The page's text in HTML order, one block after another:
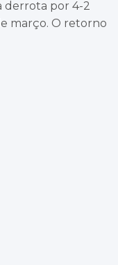
derrota por 4-2
março. O retorno